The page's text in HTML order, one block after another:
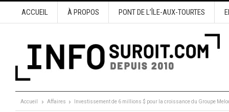
ACCUEIL À PROPOS PONT DE L’ÎLE-AUX-TOURTES
Accueil Affaires Investissement de 6 millions $ pour la croissance du Groupe